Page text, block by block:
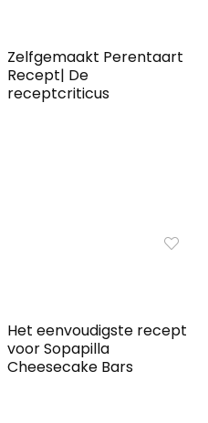
Zelfgemaakt Perentaart
Recept| De
receptcriticus
Het eenvoudigste recept
voor Sopapilla
Cheesecake Bars